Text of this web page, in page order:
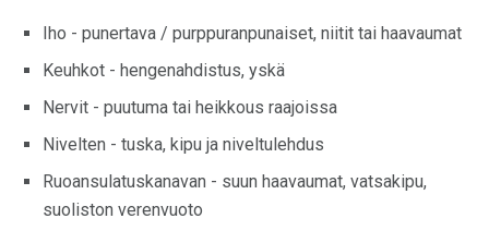
Iho - punertava / purppuranpunaiset, niitit tai haavaumat
Keuhkot - hengenahdistus, yskä
Nervit - puutuma tai heikkous raajoissa
Nivelten - tuska, kipu ja niveltulehdus
Ruoansulatuskanavan - suun haavaumat, vatsakipu,
suoliston verenvuoto